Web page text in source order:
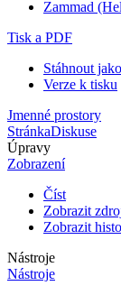
Zammad
Tisk a PDF
Stáhnout
Verze k tisku
Jmenné prostory
StránkaDiskuse
Úpravy
Zobrazení
Číst
Zobrazit
Zobrazit
Nástroje
Nástroje